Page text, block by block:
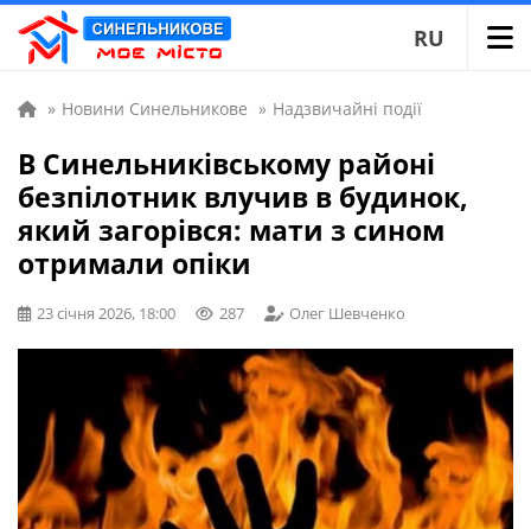
RU
» Новини Синельникове » Надзвичайні події
В Синельниківському районі
безпілотник влучив в будинок,
який загорівся: мати з сином
отримали опіки
23 січня 2026, 18:00 287 Олег Шевченко